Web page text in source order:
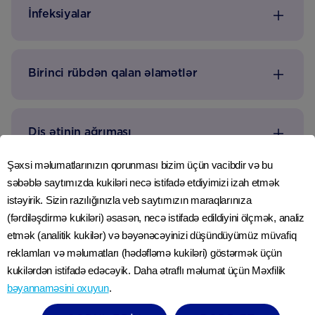
İnfeksiyalar
Birinci rübdən qalan əlamətlər
Diş ətinin ağrıması
Lifli qidalara diqqət
Lif sağlam hamiləlik pəhrizinizin vacib hissəsidir
və bir çox qadın onu lazımi miqdarda qəbul
Şəxsi məlumatlarınızın qorunması bizim üçün vacibdir və bu
səbəblə saytımızda kukiləri necə istifadə etdiyimizi izah etmək
istəyirik. Sizin razılığınızla veb saytımızın maraqlarınıza
(fərdiləşdirmə kukiləri) əsasən, necə istifadə edildiyini ölçmək, analiz
etmək (analitik kukilər) və bəyənəcəyinizi düşündüyümüz müvafiq
reklamları və məlumatları (hədəfləmə kukiləri) göstərmək üçün
kukilərdən istifadə edəcəyik. Daha ətraflı məlumat üçün Məxfilik
bəyannaməsini oxuyun.